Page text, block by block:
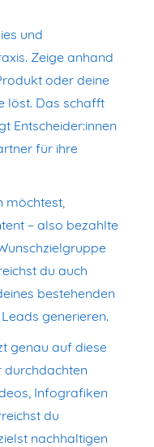
und
Zeige anhand
oder deine
löst. Das schafft
Entscheider:innen
für ihre
möchtest,
– also bezahlte
du auch
bestehenden
generieren.
genau auf diese
durchdachten
Infografiken
du
nachhaltigen